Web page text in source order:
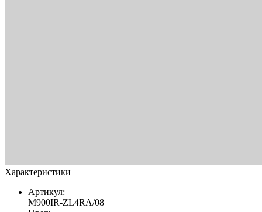
Характеристики
Артикул:
М900IR-ZL4RA/08